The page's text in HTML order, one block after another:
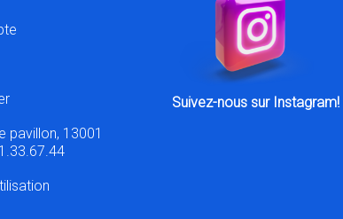
pavillon, 13001
Suivez-nous sur Instagram!